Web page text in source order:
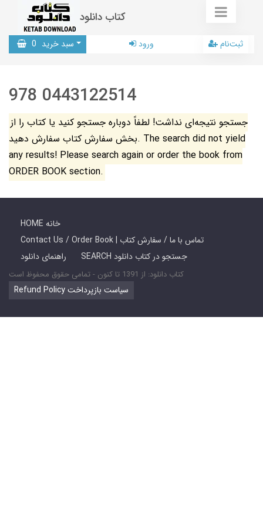
کتاب دانلود
سبد خرید 0 ورود ثبت‌نام
978 0443122514
جستجو نتیجه‌ای نداشت! لطفاً دوباره جستجو کنید یا کتاب را از
بخش سفارش کتاب سفارش دهید. The search did not yield
any results! Please search again or order the book from
ORDER BOOK section.
HOME خانه
Contact Us / Order Book | تماس با ما / سفارش کتاب
راهنمای دانلود
SEARCH جستجو در کتاب دانلود
کتاب دانلود: از 1391 تا کنون - تمامی حقوق محفوظ است
Refund Policy سیاست بازپرداخت